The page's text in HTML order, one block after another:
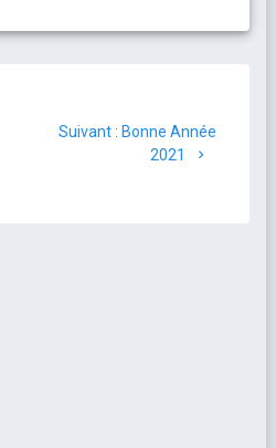
Suivant : Bonne Année
2021